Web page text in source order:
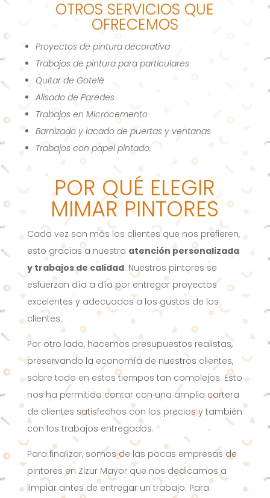
OTROS SERVICIOS QUE
OFRECEMOS
Proyectos de pintura decorativa
Trabajos de pintura para particulares
Quitar de Gotelé
Alisado de Paredes
Trabajos en Microcemento
Barnizado y lacado de puertas y ventanas
Trabajos con papel pintado.
POR QUÉ ELEGIR
MIMAR PINTORES
Cada vez son más los clientes que nos prefieren,
esto gracias a nuestra atención personalizada
y trabajos de calidad. Nuestros pintores se
esfuerzan día a día por entregar proyectos
excelentes y adecuados a los gustos de los
clientes.
Por otro lado, hacemos presupuestos realistas,
preservando la economía de nuestros clientes,
sobre todo en estos tiempos tan complejos. Esto
nos ha permitido contar con una amplia cartera
de clientes satisfechos con los precios y también
con los trabajos entregados.
Para finalizar, somos de las pocas empresas de
pintores en Zizur Mayor que nos dedicamos a
limpiar antes de entregar un trabajo. Para